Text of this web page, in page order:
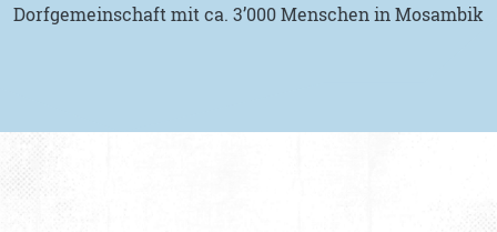
Dorfgemeinschaft mit ca. 3’000 Menschen in Mosambik